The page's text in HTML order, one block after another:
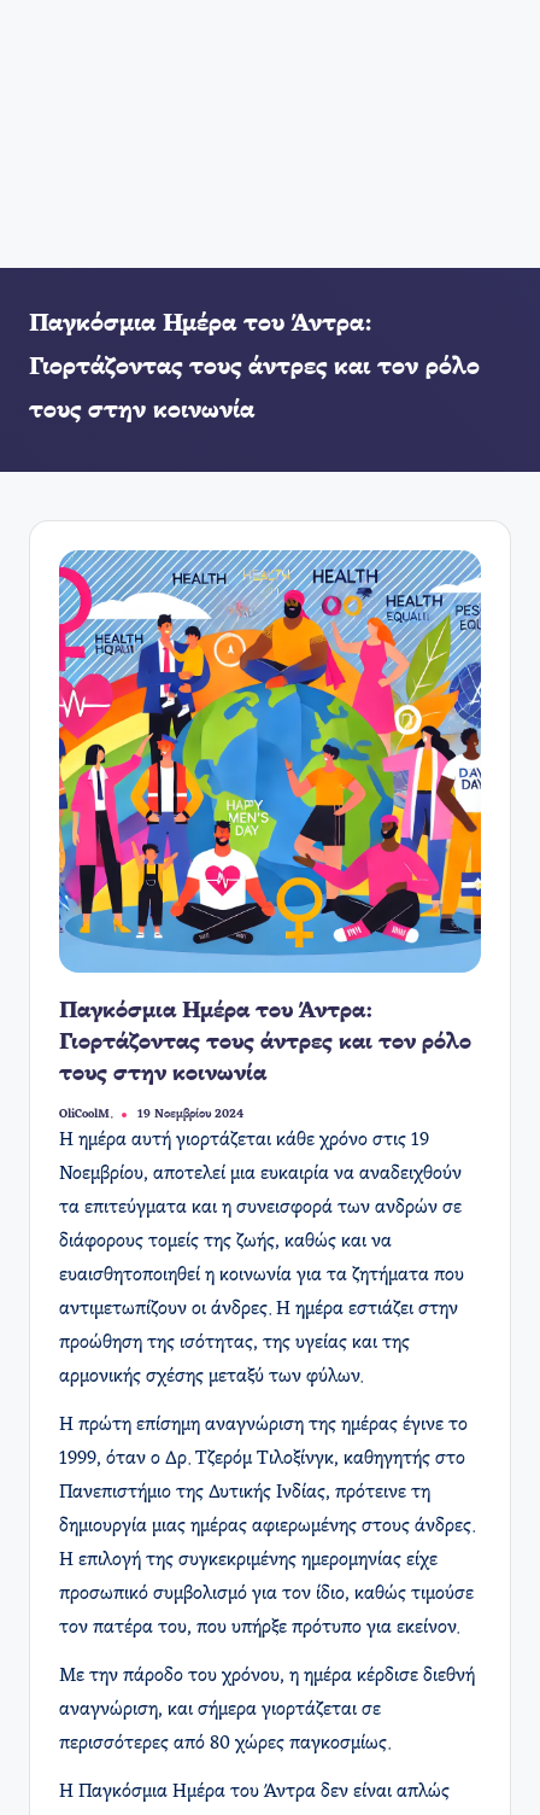
Παγκόσμια Ημέρα του Άντρα:
Γιορτάζοντας τους άντρες και τον ρόλο
τους στην κοινωνία
Παγκόσμια Ημέρα του Άντρα:
Γιορτάζοντας τους άντρες και τον ρόλο
τους στην κοινωνία
Συγγραφέας:
OliCoolM. 19 Νοεμβρίου 2024
Η ημέρα αυτή γιορτάζεται κάθε χρόνο στις 19
Νοεμβρίου, αποτελεί μια ευκαιρία να αναδειχθούν
τα επιτεύγματα και η συνεισφορά των ανδρών σε
διάφορους τομείς της ζωής, καθώς και να
ευαισθητοποιηθεί η κοινωνία για τα ζητήματα που
αντιμετωπίζουν οι άνδρες. Η ημέρα εστιάζει στην
προώθηση της ισότητας, της υγείας και της
αρμονικής σχέσης μεταξύ των φύλων.
Η πρώτη επίσημη αναγνώριση της ημέρας έγινε το
1999, όταν ο Δρ. Τζερόμ Τιλοξίνγκ, καθηγητής στο
Πανεπιστήμιο της Δυτικής Ινδίας, πρότεινε τη
δημιουργία μιας ημέρας αφιερωμένης στους άνδρες.
Η επιλογή της συγκεκριμένης ημερομηνίας είχε
προσωπικό συμβολισμό για τον ίδιο, καθώς τιμούσε
τον πατέρα του, που υπήρξε πρότυπο για εκείνον.
Με την πάροδο του χρόνου, η ημέρα κέρδισε διεθνή
αναγνώριση, και σήμερα γιορτάζεται σε
περισσότερες από 80 χώρες παγκοσμίως.
Η Παγκόσμια Ημέρα του Άντρα δεν είναι απλώς